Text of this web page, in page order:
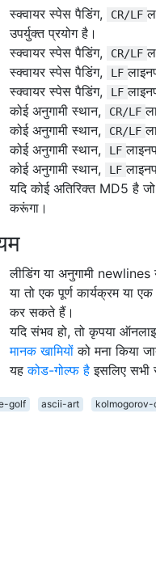
+ | +         |
|           |
|           |
|    |           |
+----+-----------
|    |           |
|           |
|           |
+ | +         |
++-+-++        |
+ | +         |
+++          |
+    |
+ |    |
++-+----
+ |    |
+++   |
+    |
+ |
++-
स्क्वायर स्पेस पैडिंग,
CR/LF
उपर्युक्त प्रयोग है।
स्क्वायर स्पेस पैडिंग,
CR/LF
स्क्वायर स्पेस पैडिंग, LF
स्क्वायर स्पेस पैडिंग, LF
कोई अनुगामी स्थान, CR/LF
कोई अनुगामी स्थान, CR/LF
कोई अनुगामी स्थान, LF
कोई अनुगामी स्थान, LF
यदि कोई अतिरिक्त MD5 है
करूंगा।
लीडिंग या अनुगामी
या तो एक पूर्ण कार्यक्रम या
कर सकते हैं।
यदि संभव हो, तो कृपया
मानक खामियों को मना किया
यहकोड-गोल्फ है इसलिए सभी
golf ascii-art kolmogorov-